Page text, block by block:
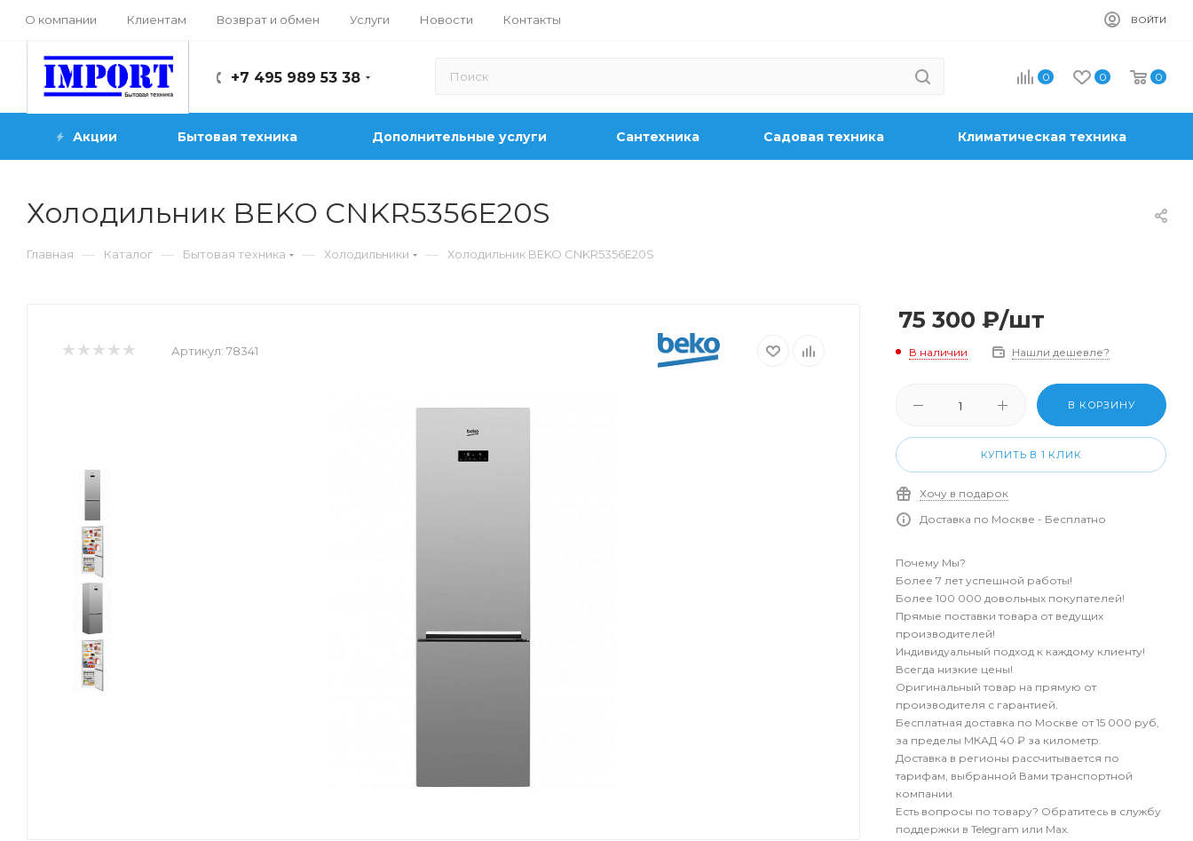
О компании Клиентам Возврат и обмен Услуги Новости Контакты ВОЙТИ
+7 495 989 53 38 0 0 0
Акции Бытовая техника Дополнительные услуги Сантехника Садовая техника Климатическая техника
Холодильник BEKO CNKR5356E20S
Главная — Каталог — Бытовая техника — Холодильники — Холодильник BEKO CNKR5356E20S
Артикул: 78341
75 300 ₽/шт
В наличии Нашли дешевле?
В КОРЗИНУ
КУПИТЬ В 1 КЛИК
Хочу в подарок
Доставка по Москве - Бесплатно
Почему Мы?
Более 7 лет успешной работы!
Более 100 000 довольных покупателей!
Прямые поставки товара от ведущих
производителей!
Индивидуальный подход к каждому клиенту!
Всегда низкие цены!
Оригинальный товар на прямую от
производителя с гарантией.
Бесплатная доставка по Москве от 15 000 руб,
за пределы МКАД 40 ₽ за километр.
Доставка в регионы рассчитывается по
тарифам, выбранной Вами транспортной
компании.
Есть вопросы по товару? Обратитесь в службу
поддержки в Telegram или Max.